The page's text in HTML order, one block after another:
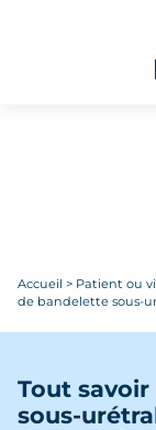
Accueil > Patient ou
de bandelette sous-
Tout
sous-